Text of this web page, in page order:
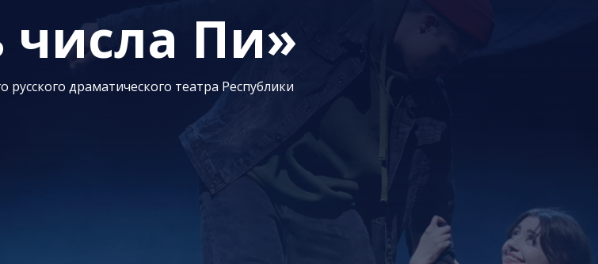
числа Пи»
драматического театра Республики